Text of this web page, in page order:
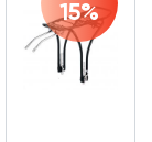
15%